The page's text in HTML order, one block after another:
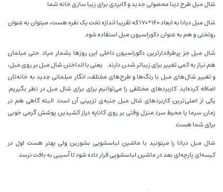
شال مبل طرح دینا محصولی جدید و کابردی برای زیبا سازی خانه شما
شال مبل دیانا به ابعاد 140*170 که تقریبا اندازه تخت یک نفره هست، میتوان به عنوان
روتختی و هم به عنوان دکوراسیون مبل استفاده شود.
شال مبل جز پرطرفدارترین دکوراسیون داخلی این روزها بشمار میاد. حتی مبلمان
هم نیاز به کمی تغییر برای زیباتر شدن دارند. یعنی با انداختن شال مبل بر روی مبل،
و تغییر شال‌های مبل با رنگ‌ها و طرح‌های مختلف، انگار مبلمانی جدید به خانه‌تان
اضافه کرده‌اید. کاربردهای مختلفی را می‌توانیم برای برای شال مبل در نظر بگیریم.
یکی از اصلی‌ترین کاربردهای شال مبل جنبه‌ی تزیینی آن است. البته گاهی هم در
زمان سرما یا محیط سرد منزل وقتی بر روی کاناپه دراز کشیدین پوشش گرمی خوبی
برای شما هست.
شال مبل دیانا را میتونید با ماشین لباسشویی بشورین ولی بهتر هست اول در
کیسه‌ای پارچه‌ای بعد در ماشین لباسشویی قرار داده شود تا آسیبی به بافت نرسد.